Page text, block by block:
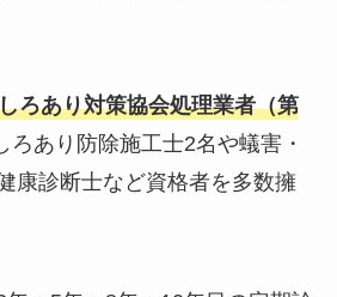
ろあり対策協会処理業者（第
ろあり防除施工士2名や蟻害・
康診断士など資格者を多数擁